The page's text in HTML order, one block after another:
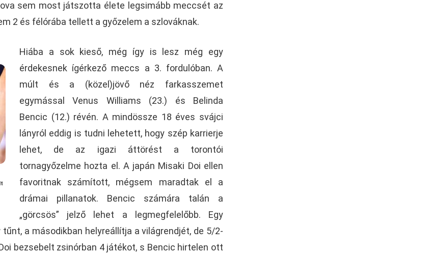
sem most játszotta élete legsimább meccsét az
2 és félórába tellett a győzelem a szlováknak.
Hiába a sok kieső, még így is lesz még egy
érdekesnek ígérkező meccs a 3. fordulóban. A
múlt és a (közel)jövő néz farkasszemet
egymással Venus Williams (23.) és Belinda
Bencic (12.) révén. A mindössze 18 éves svájci
lányról eddig is tudni lehetett, hogy szép karrierje
lehet, de az igazi áttörést a torontói
tornagyőzelme hozta el. A japán Misaki Doi ellen
favoritnak számított, mégsem maradtak el a
drámai pillanatok. Bencic számára talán a
„görcsös” jelző lehet a legmegfelelőbb. Egy
a másodikban helyreállítja a világrendjét, de 5/2-
bezsebelt zsinórban 4 játékot, s Bencic hirtelen ott